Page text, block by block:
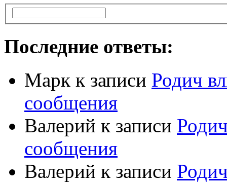
Последние ответы:
Марк к записи Родич
сообщения
Валерий к записи
сообщения
Валерий к записи